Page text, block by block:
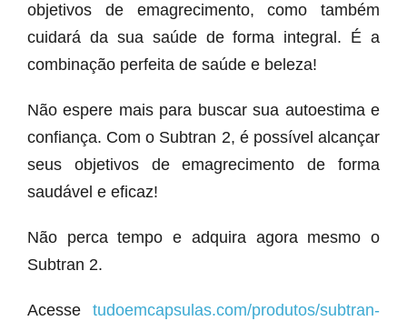
objetivos de emagrecimento, como também
cuidará da sua saúde de forma integral. É a
combinação perfeita de saúde e beleza!
Não espere mais para buscar sua autoestima e
confiança. Com o Subtran 2, é possível alcançar
seus objetivos de emagrecimento de forma
saudável e eficaz!
Não perca tempo e adquira agora mesmo o
Subtran 2.
Acesse tudoemcapsulas.com/produtos/subtran-